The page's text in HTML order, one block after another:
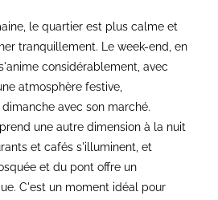
le quartier est plus calme et
tranquillement. Le week-end, en
considérablement, avec
atmosphère festive,
avec son marché.
une autre dimension à la nuit
et cafés s'illuminent, et
et du pont offre un
C'est un moment idéal pour